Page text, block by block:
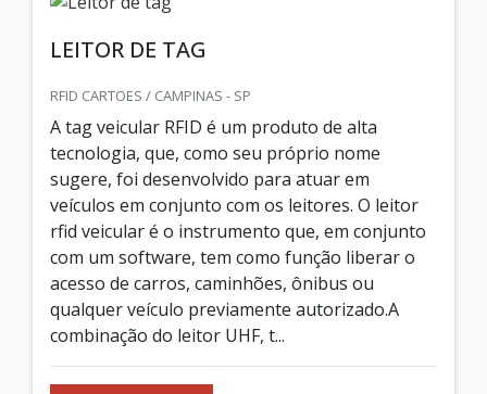
LEITOR DE TAG
RFID CARTOES / CAMPINAS - SP
A tag veicular RFID é um produto de alta
tecnologia, que, como seu próprio nome
sugere, foi desenvolvido para atuar em
veículos em conjunto com os leitores. O leitor
rfid veicular é o instrumento que, em conjunto
com um software, tem como função liberar o
acesso de carros, caminhões, ônibus ou
qualquer veículo previamente autorizado.A
combinação do leitor UHF, t...